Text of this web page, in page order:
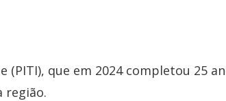
(PITI), que em 2024 completou 25
região.